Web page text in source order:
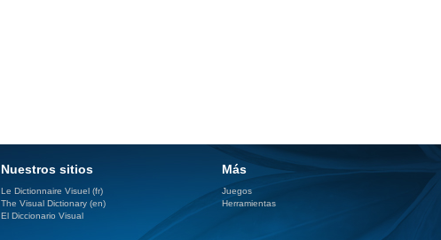
Nuestros sitios
Le Dictionnaire Visuel (fr)
The Visual Dictionary (en)
El Diccionario Visual
Más
Juegos
Herramientas